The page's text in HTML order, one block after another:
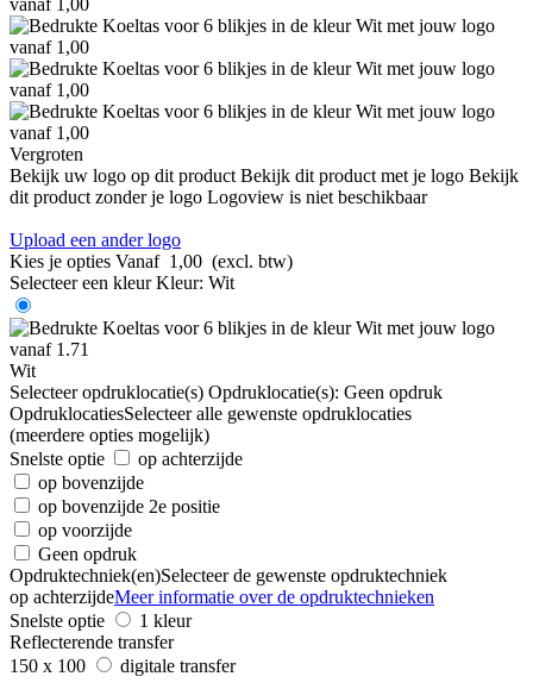
Vergroten
Bekijk uw logo op dit product Bekijk dit product met je logo Bekijk
dit product zonder je logo Logoview is niet beschikbaar
Upload een ander logo
Kies je opties Vanaf 1,00 (excl. btw)
Selecteer een kleur Kleur: Wit
Wit
Selecteer opdruklocatie(s) Opdruklocatie(s): Geen opdruk
OpdruklocatiesSelecteer alle gewenste opdruklocaties
(meerdere opties mogelijk)
Snelste optie
op achterzijde
op bovenzijde
op bovenzijde 2e positie
op voorzijde
Geen opdruk
Opdruktechniek(en)Selecteer de gewenste opdruktechniek
op achterzijdeMeer informatie over de opdruktechnieken
Snelste optie
1 kleur
Reflecterende transfer
150 x 100
digitale transfer